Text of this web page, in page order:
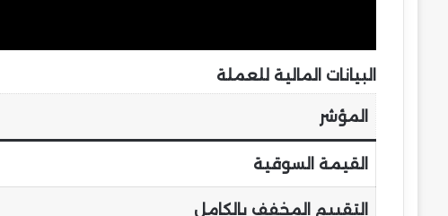
البيانات المالية للعملة
المؤشر
القيمة السوقية
التقييم المخفف بالكامل